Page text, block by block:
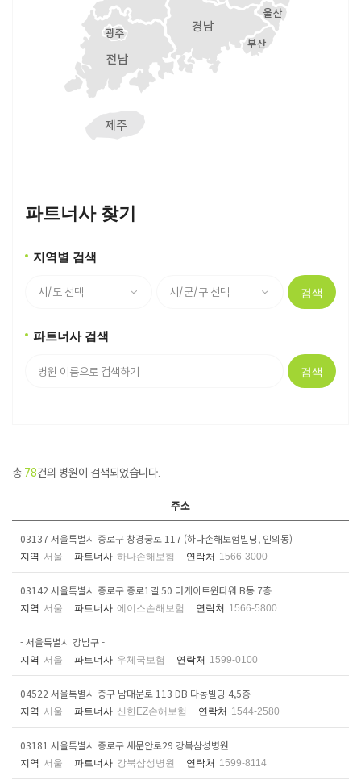
파트너사 찾기
지역별 검색
검색
파트너사 검색
검색
총 78건의 병원이 검색되었습니다.
주소
03137 서울특별시 종로구 창경궁로 117 (하나손해보험빌딩, 인의동)
지역 서울 파트너사 하나손해보험 연락처 1566-3000
03142 서울특별시 종로구 종로1길 50 더케이트윈타워 B동 7층
지역 서울 파트너사 에이스손해보험 연락처 1566-5800
- 서울특별시 강남구 -
지역 서울 파트너사 우체국보험 연락처 1599-0100
04522 서울특별시 중구 남대문로 113 DB 다동빌딩 4,5층
지역 서울 파트너사 신한EZ손해보험 연락처 1544-2580
03181 서울특별시 종로구 새문안로29 강북삼성병원
지역 서울 파트너사 강북삼성병원 연락처 1599-8114